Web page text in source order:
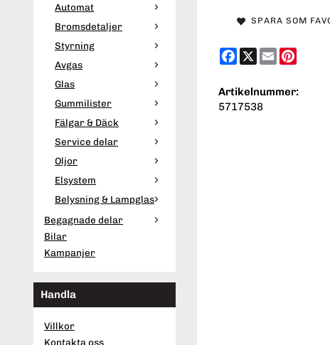
Automat
Bromsdetaljer
Styrning
Avgas
Glas
Gummilister
Fälgar & Däck
Service delar
Oljor
Elsystem
Belysning & Lampglas
Begagnade delar
Bilar
Kampanjer
Handla
Villkor
Kontakta oss
SPARA SOM
Facebook
X Email
Artikelnummer:
5717538